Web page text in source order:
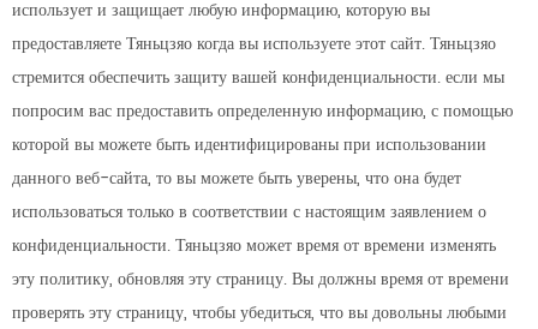
использует и защищает любую информацию, которую вы
предоставляетеТяньцзяокогда вы используете этот сайт.Тяньцзяо
стремится обеспечить защиту вашей конфиденциальности. если мы
попросим вас предоставить определенную информацию, с помощью
которой вы можете быть идентифицированы при использовании
данного веб-сайта, то вы можете быть уверены, что она будет
использоваться только в соответствии с настоящим заявлением о
конфиденциальности.Тяньцзяоможет время от времени изменять
эту политику, обновляя эту страницу. Вы должны время от времени
проверять эту страницу, чтобы убедиться, что вы довольны любыми